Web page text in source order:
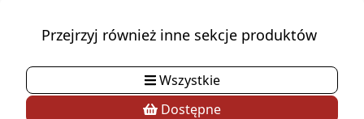
Przejrzyj również inne sekcje produktów
Wszystkie
Dostępne